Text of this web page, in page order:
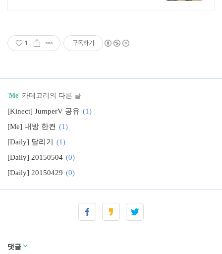
1 구독하기
'Me' 카테고리의 다른 글
[Kinect] JumperV 공유 (1)
[Me] 내방 한켠 (1)
[Daily] 달리기
(1)
[Daily] 20150504 (0)
[Daily] 20150429 (0)
[Daily] 20150428 (0)
영어공부와 기술 공부를 하고 싶으면 Transifex로!
(0)
댓글